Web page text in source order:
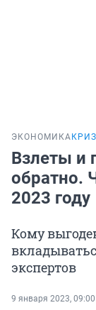
ЭКОНОМИКА
Взлеты и
обратно.
2023 году
Кому
экспертов
9 января 2023, 09:00